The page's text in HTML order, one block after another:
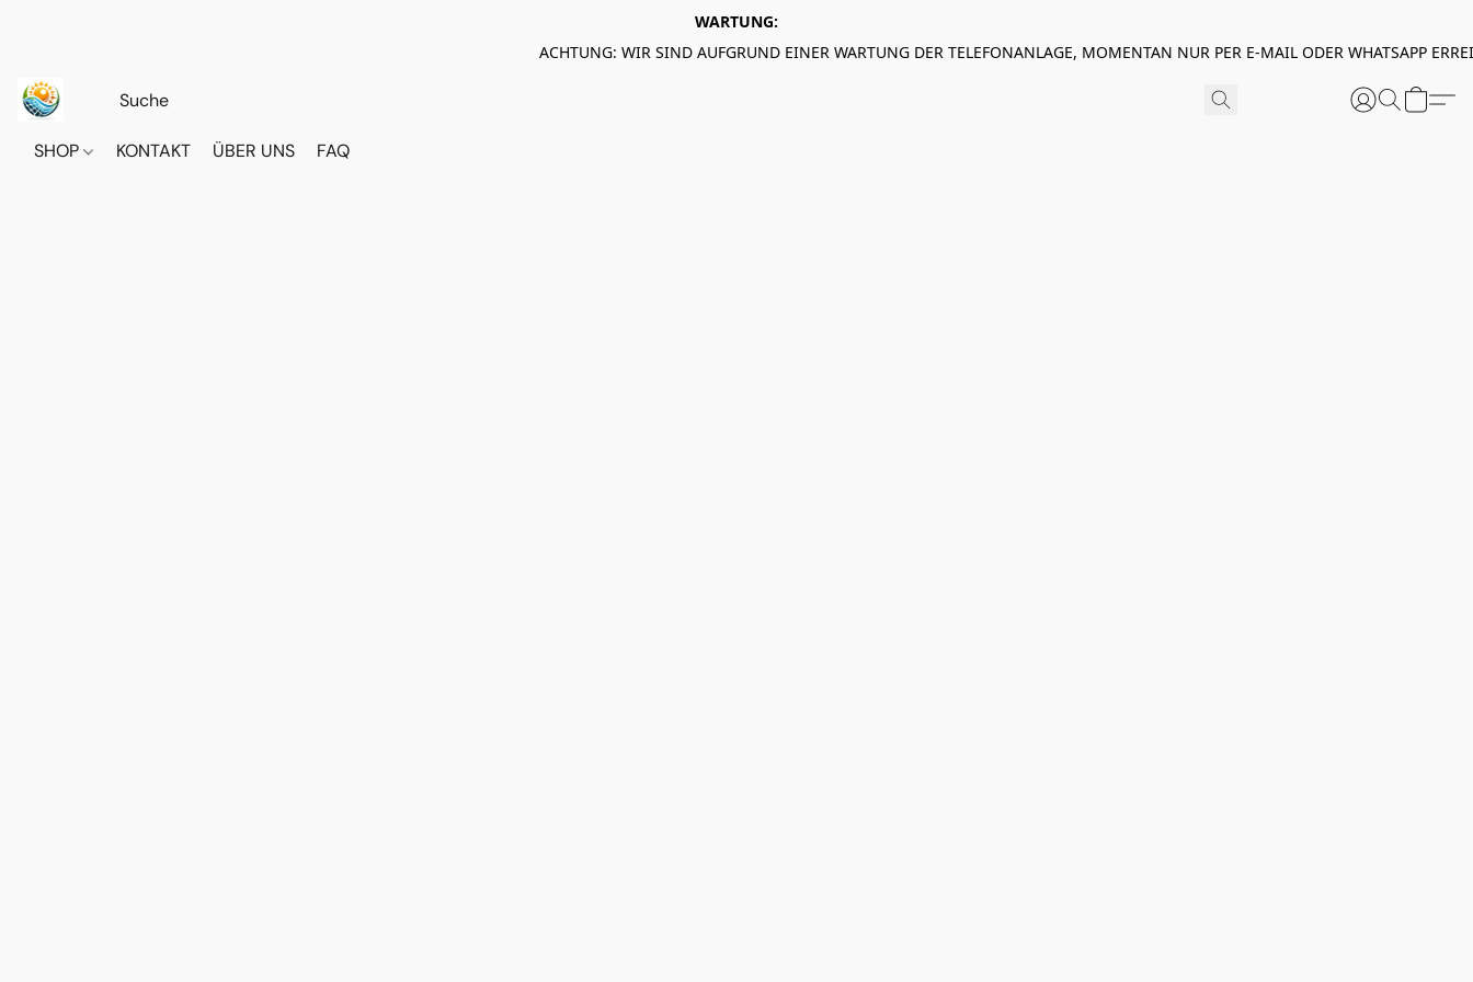
WARTUNG:
ACHTUNG: WIR SIND AUFGRUND EINER WARTUNG DER TELEFONANLAGE, MOMENTAN NUR PER E-MAIL ODER WHATSAPP
SHOP KONTAKT ÜBER UNS FAQ